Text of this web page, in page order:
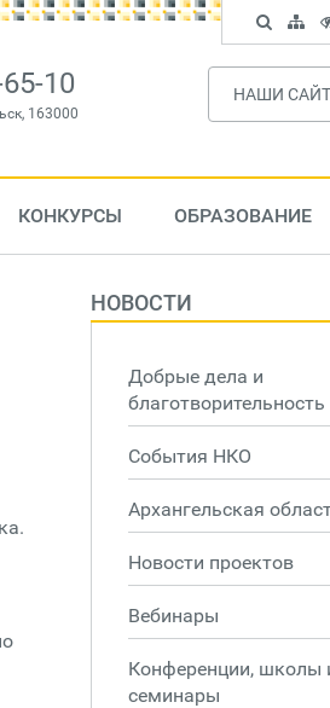
10
163000
НАШИ
КОНКУРСЫ ОБРАЗОВАНИЕ
НОВОСТИ
Добрые дела и
благотворительность
События НКО
Архангельская
Новости проектов
Вебинары
Конференции, школы
семинары
Поиск
по
сайту